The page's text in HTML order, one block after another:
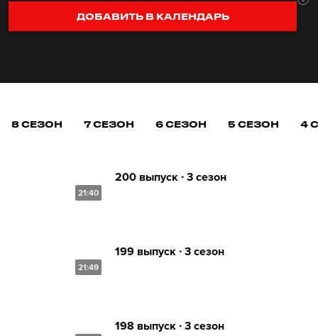
ДОБАВИТЬ В КАЛЕНДАРЬ
8 СЕЗОН 7 СЕЗОН 6 СЕЗОН 5 СЕЗОН 4
21:40
200 выпуск ∙ 3 сезон
21:49
199 выпуск ∙ 3 сезон
198 выпуск ∙ 3 сезон